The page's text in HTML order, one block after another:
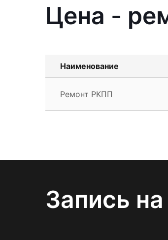
Цена -
Наименование
Ремонт РКПП
Запись